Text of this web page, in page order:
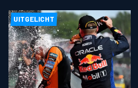
UITGELICHT